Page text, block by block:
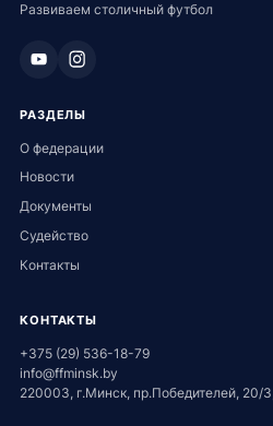
Развиваем столичный футбол
РАЗДЕЛЫ
О федерации
Новости
Документы
Судейство
Контакты
КОНТАКТЫ
+375 (29) 536-18-79
info@ffminsk.by
220003, г.Минск, пр.Победителей, 20/